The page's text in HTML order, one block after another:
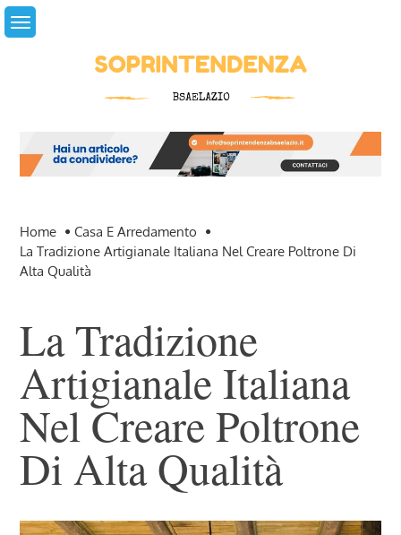
Skip
to
Home
Casa E Arredamento
La Tradizione Artigianale Italiana Nel Creare Poltrone Di
Alta Qualità
La Tradizione
Artigianale Italiana
Nel Creare Poltrone
Di Alta Qualità